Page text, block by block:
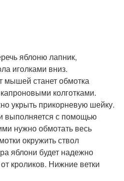
яблоню лапник,
иголками вниз.
станет обмотка
колготками.
укрыть прикорневую шейку.
выполняется с помощью
нужно обмотать весь
окружить ствол
яблони будет надежно
кроликов. Нижние ветки